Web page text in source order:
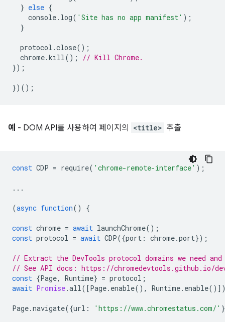
} else {
console. log( 'Site has no app manifest' );
}
protocol .close();
chrome.kill();
// Kill Chrome.
});
})();
예 - DOM API를 사용하여 페이지의 <title> 추출
const CDP = require( 'chrome-remote-interface' );
...
(async function() {
const chrome = await launchChrome();
const protocol = await CDP({port : chrome.port});
// Extract the DevTools protocol domains we need and
// See API docs: https://chromedevtools.github.io/
const {Page, Runtime} = protocol ;
await Promise.all([Page. enable(), Runtime. enable
Page.navigate({url : 'https://www.chromestatus.com/'